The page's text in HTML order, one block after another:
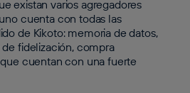
existan varios agregadores
cuenta con todas las
de Kikoto: memoria de datos,
fidelización, compra
cuentan con una fuerte